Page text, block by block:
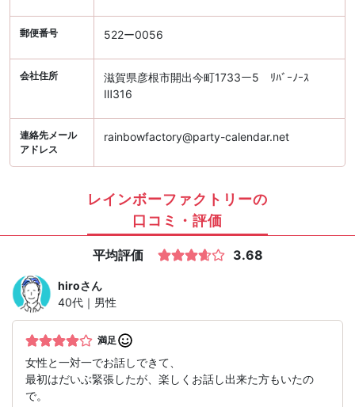
郵便番号 522ー0056
会社住所
滋賀県彦根市開出今町1733ー5 ﾘﾊﾞｰﾉｰｽ
Ⅲ316
連絡先メール
アドレス
rainbowfactory@party-calendar.net
レインボーファクトリーの
口コミ・評価
平均評価 3.68
hiroさん
40代｜男性
満足
女性と一対一でお話しできて、
最初はだいぶ緊張したが、楽しくお話し出来た方もいたの
で。